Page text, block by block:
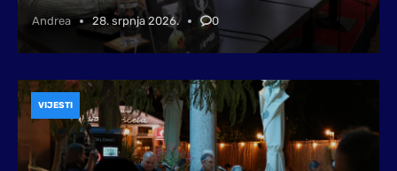
Andrea 28. srpnja 2026. 0
VIJESTI